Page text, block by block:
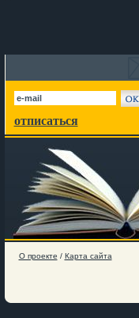
отписаться
О проекте / Карта сайта